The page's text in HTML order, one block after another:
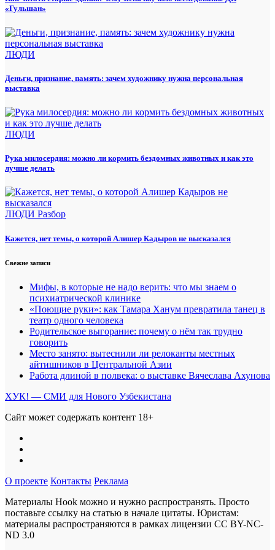
«Гульшан»
ЛЮДИ
Деньги, признание, память: зачем художнику нужна персональная
выставка
ЛЮДИ
Рука милосердия: можно ли кормить бездомных животных и как это
лучше делать
ЛЮДИ Разбор
Кажется, нет темы, о которой Алишер Кадыров не высказался
Свежие записи
Мифы, в которые не надо верить: что мы знаем о
психиатрической клинике
«Поющие руки»: как Тамара Ханум превратила танец в
театр одного человека
Родительское выгорание: почему о нём так трудно
говорить
Место занято: вытеснили ли релоканты местных
айтишников в Центральной Азии
Работа длиной в полвека: о выставке Вячеслава Ахунова
ХУК! — СМИ для Нового Узбекистана
Сайт может содержать контент 18+
О проекте Контакты Реклама
Материалы Hook можно и нужно распространять. Просто
поставьте ссылку на статью в начале цитаты. Юристам:
материалы распространяются в рамках лицензии CC BY-NC-
ND 3.0